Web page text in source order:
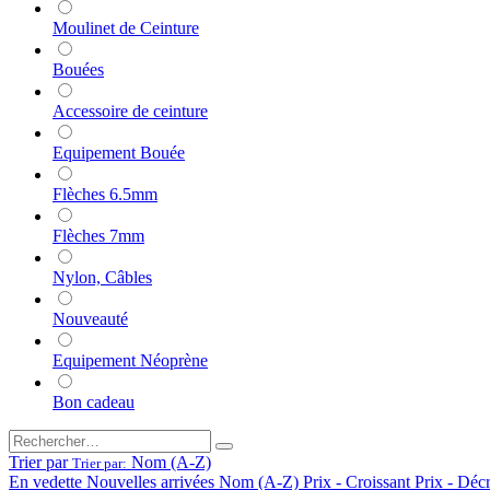
Moulinet de Ceinture
Bouées
Accessoire de ceinture
Equipement Bouée
Flèches 6.5mm
Flèches 7mm
Nylon, Câbles
Nouveauté
Equipement Néoprène
Bon cadeau
Trier par Trier par: Nom (A-Z)
En vedette Nouvelles arrivées Nom (A-Z) Prix - Croissant Prix -